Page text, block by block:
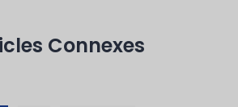
Connexes